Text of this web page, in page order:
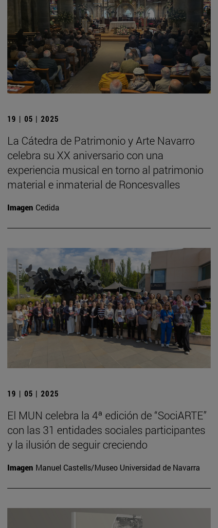
19 | 05 | 2025
La Cátedra de Patrimonio y Arte Navarro
celebra su XX aniversario con una
experiencia musical en torno al patrimonio
material e inmaterial de Roncesvalles
Imagen Cedida
19 | 05 | 2025
El MUN celebra la 4ª edición de “SociARTE”
con las 31 entidades sociales participantes
y la ilusión de seguir creciendo
Imagen Manuel Castells/Museo Universidad de Navarra